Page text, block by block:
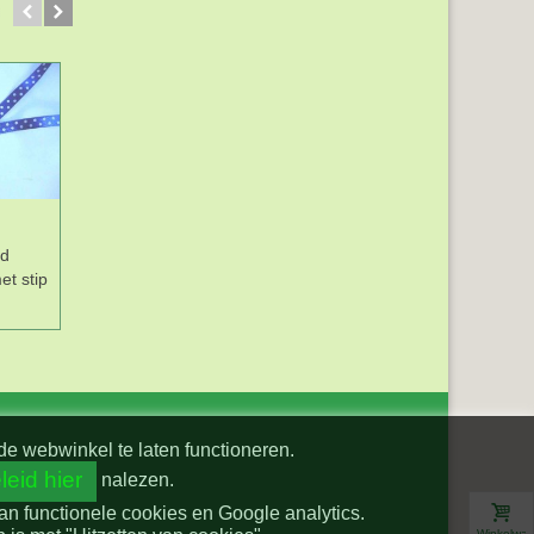
stip
webwinkel te laten functioneren.
hier
nalezen.
functionele cookies en Google analytics.